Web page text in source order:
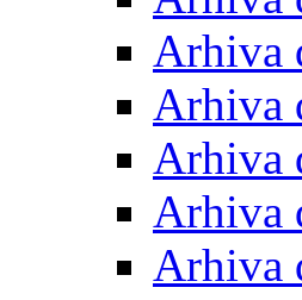
Arhiva
Arhiva
Arhiva
Arhiva
Arhiva